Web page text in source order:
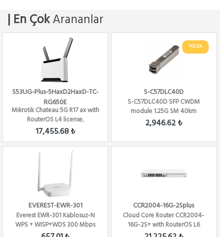
| En ÇokArananlar
S53UG-Plus-5HaxD2HaxD-TC-
RG650E
Mikrotik Chateau 5G R17 ax with
RouterOS L4 license,
International...
17,455.68 ₺
YOLDA
S-C57DLC40D
S-C57DLC40D SFP CWDM
module 1.25G SM 40km
1570nm LC-connector DDM
2,946.62 ₺
EVEREST-EWR-301
Everest EWR-301 Kablosuz-N
WPS + WISP+WDS 300 Mbps
Repeater+Access...
CCR2004-16G-2Splus
Cloud Core Router CCR2004-
16G-2S+ with RouterOS L6
license Firew...